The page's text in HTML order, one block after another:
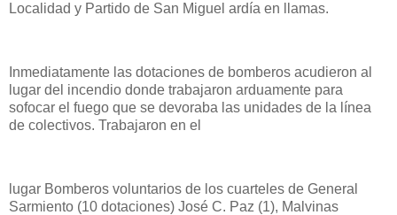
Localidad y Partido de San Miguel ardía en llamas.
Inmediatamente las dotaciones de bomberos acudieron al
lugar del incendio donde trabajaron arduamente para
sofocar el fuego que se devoraba las unidades de la línea
de colectivos. Trabajaron en el
lugar Bomberos voluntarios de los cuarteles de General
Sarmiento (10 dotaciones) José C. Paz (1), Malvinas